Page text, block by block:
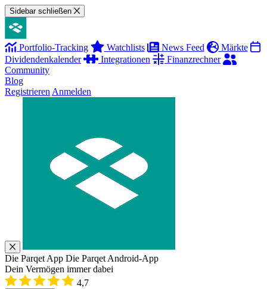
Sidebar schließen
Portfolio-Tracking Watchlists News Feed
Märkte
Dividendenkalender
Integrationen
Finanzrechner
Community
Blog
Registrieren Anmelden
Die Parqet App Die Parqet Android-App
Dein Vermögen immer dabei
4,7